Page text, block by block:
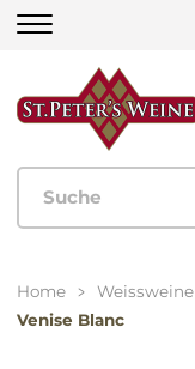
Aktionen
Rotweine
Italien
Portugal
Italien
Spanien
Home Weissweine
Venise Blanc